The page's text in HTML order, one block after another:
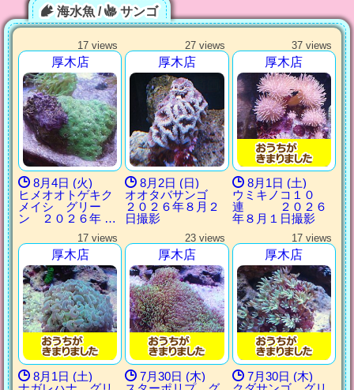
海水魚 / サンゴ
17 views
厚木店
8月4日 (火)
ヒメオオトゲキク
メイシ グリー
ン ２０２６年 …
27 views
厚木店
8月2日 (日)
オオタバサンゴ
２０２６年８月２
日撮影
37 views
厚木店
8月1日 (土)
ウミキノコ１０
連 ２０２６
年８月１日撮影
17 views
厚木店
8月1日 (土)
23 views
厚木店
7月30日 (木)
17 views
厚木店
7月30日 (木)